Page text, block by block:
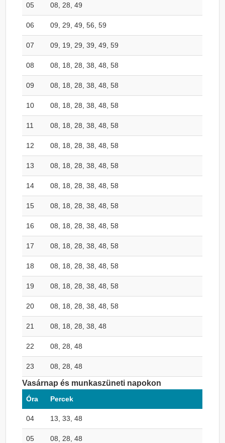
05 08, 28, 49
06 09, 29, 49, 56, 59
07 09, 19, 29, 39, 49, 59
08 08, 18, 28, 38, 48, 58
09 08, 18, 28, 38, 48, 58
10 08, 18, 28, 38, 48, 58
11 08, 18, 28, 38, 48, 58
12 08, 18, 28, 38, 48, 58
13 08, 18, 28, 38, 48, 58
14 08, 18, 28, 38, 48, 58
15 08, 18, 28, 38, 48, 58
16 08, 18, 28, 38, 48, 58
17 08, 18, 28, 38, 48, 58
18 08, 18, 28, 38, 48, 58
19 08, 18, 28, 38, 48, 58
20 08, 18, 28, 38, 48, 58
21 08, 18, 28, 38, 48
22 08, 28, 48
23 08, 28, 48
Vasárnap és munkaszüneti napokon
Óra Percek
04 13, 33, 48
05 08, 28, 48